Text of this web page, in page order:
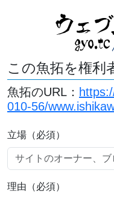
この魚拓を権利
魚拓のURL：
010-56/
立場（必須）
理由（必須）